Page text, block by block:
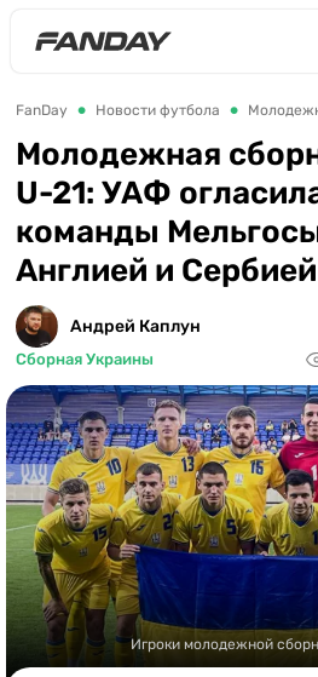
Англия
Испания
Германия
Италия
Франция
Украина
ЛЧ
ЛЕ
ЧЕ-2028
Букмекеры
Казино
FanDay Новости футбола
Молодежная
U-21: УАФ
команды
Англией и Сербией
Андрей Каплун
Сборная Украины
Игроки молодежной